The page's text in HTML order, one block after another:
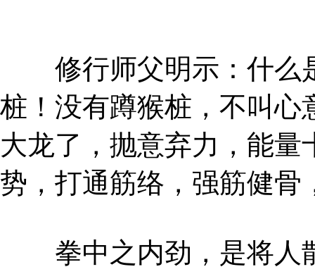
修行师父明示：什么
桩！没有蹲猴桩，不叫心
大龙了，抛意弃力，能
势，打通筋络，强筋健骨
拳中之内劲，是将人